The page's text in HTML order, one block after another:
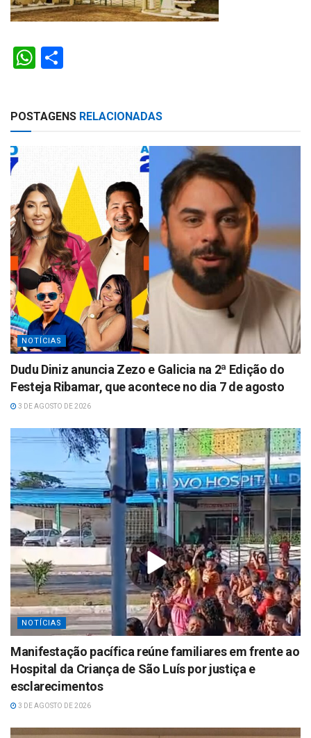
W
s
p
e
POSTAGENS RELACIONADAS
NOTÍCIAS
Dudu Diniz anuncia Zezo e Galicia na 2ª Edição do
Festeja Ribamar, que acontece no dia 7 de agosto
3 DE AGOSTO DE 2026
NOTÍCIAS
Manifestação pacífica reúne familiares em frente ao
Hospital da Criança de São Luís por justiça e
esclarecimentos
3 DE AGOSTO DE 2026